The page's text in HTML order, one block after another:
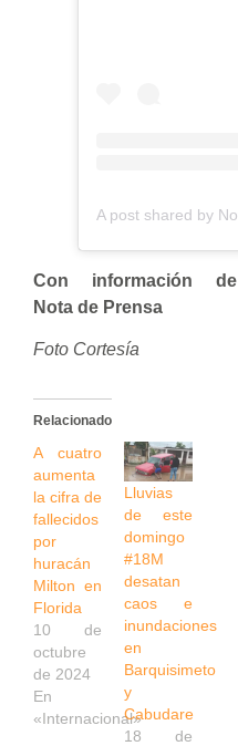
Con información de
Nota de Prensa
Foto Cortesía
Relacionado
A cuatro
aumenta
la cifra de
fallecidos
por
huracán
Milton en
Florida
10 de
octubre
de 2024
En
«Internacional»
Lluvias
de este
domingo
#18M
desatan
caos e
inundaciones
en
Barquisimeto
y
Cabudare
18 de